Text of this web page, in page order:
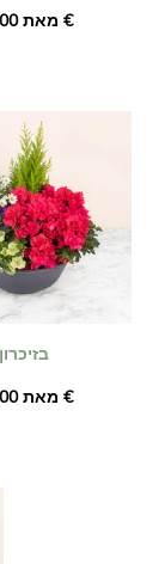
מאת ‏96.00 €
בזיכרון
מאת ‏81.00 €